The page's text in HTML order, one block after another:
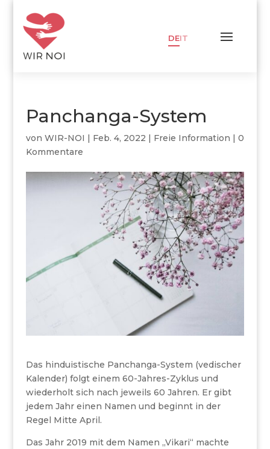
DEIT
Panchanga-System
von WIR-NOI | Feb. 4, 2022 | Freie Information | 0
Kommentare
Das hinduistische Panchanga-System (vedischer
Kalender) folgt einem 60-Jahres-Zyklus und
wiederholt sich nach jeweils 60 Jahren. Er gibt
jedem Jahr einen Namen und beginnt in der
Regel Mitte April.
Das Jahr 2019 mit dem Namen „Vikari“ machte